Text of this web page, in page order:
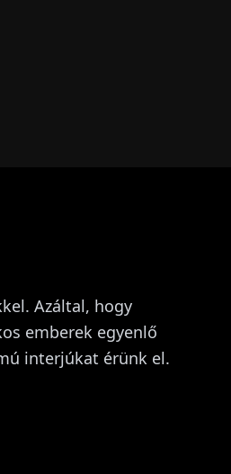
Azáltal, hogy
emberek egyenlő
interjúkat érünk el.